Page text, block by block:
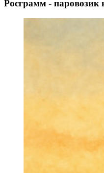
Росграмм - паровозик